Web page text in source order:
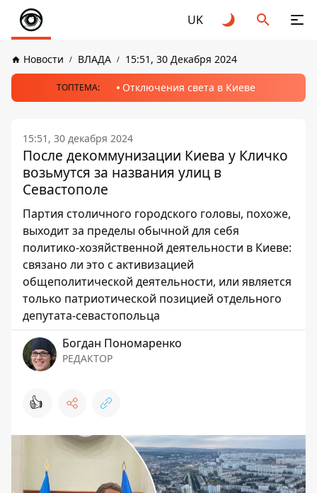
UK
Новости ВЛАДА 15:51, 30 Декабря 2024
ТОПТЕМА: Отключения света в Киеве
15:51, 30 декабря 2024
После декоммунизации Киева у Кличко
возьмутся за названия улиц в
Севастополе
Партия столичного городского головы, похоже,
выходит за пределы обычной для себя
политико-хозяйственной деятельности в Киеве:
связано ли это с активизацией
общеполитической деятельности, или является
только патриотической позицией отдельного
депутата-севастопольца
Богдан Пономаренко
РЕДАКТОР
👍